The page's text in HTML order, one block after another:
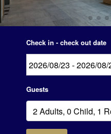
Check in - check out date
Guests